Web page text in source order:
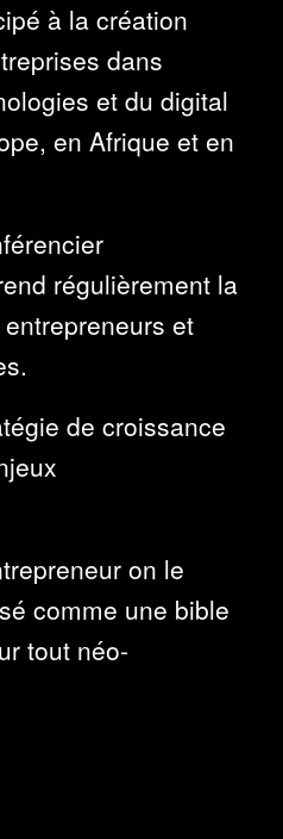
à la création
dans
et du digital
en Afrique et en
régulièrement la
et
de croissance
on le
comme une bible
tout néo-